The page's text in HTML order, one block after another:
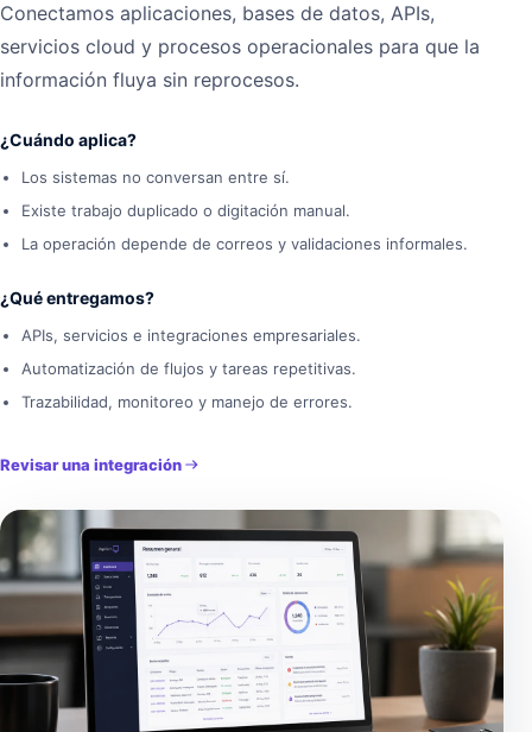
Conectamos aplicaciones, bases de datos, APIs,
servicios cloud y procesos operacionales para que la
información fluya sin reprocesos.
¿Cuándo aplica?
Los sistemas no conversan entre sí.
Existe trabajo duplicado o digitación manual.
La operación depende de correos y validaciones informales.
¿Qué entregamos?
APIs, servicios e integraciones empresariales.
Automatización de flujos y tareas repetitivas.
Trazabilidad, monitoreo y manejo de errores.
Revisar una integración